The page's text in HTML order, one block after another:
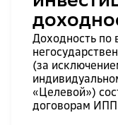
Доходность по
(за
«Целевой»)
договорам